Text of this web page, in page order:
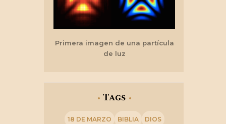
Primera imagen de una partícula
de luz
Tags
18 DE MARZO BIBLIA DIOS